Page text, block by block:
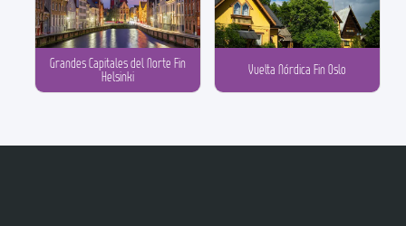
Grandes Capitales del Norte Fin
Helsinki
Vuelta Nórdica Fin Oslo